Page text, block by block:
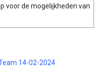
voor de mogelijkheden van
14-02-2024